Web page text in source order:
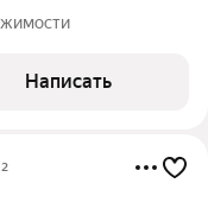
м на 2 этаже в
вытяжная
Написать